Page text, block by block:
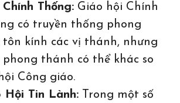
Thống: Giáo hội Chính
có truyền thống phong
kính các vị thánh, nhưng
thánh có thể khác so
Công giáo.
Hội Tin Lành: Trong một số